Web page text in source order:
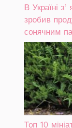
В Україні
зробив
сонячним
Топ 10